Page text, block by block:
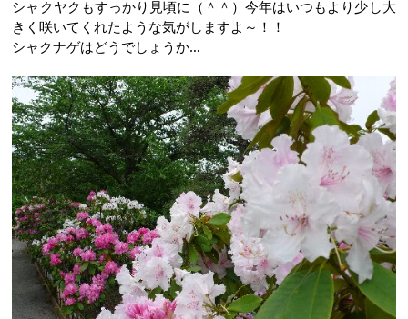
シャクヤクもすっかり見頃に（＾＾）今年はいつもより少し大
きく咲いてくれたような気がしますよ～！！
シャクナゲはどうでしょうか…